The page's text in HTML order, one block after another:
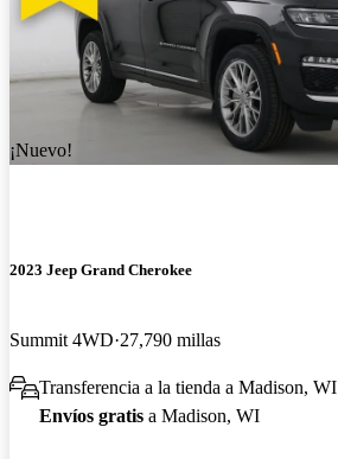
¡Nuevo!
2023 Jeep Grand Cherokee
Summit 4WD 27,790 millas
Transferencia a la tienda a Madison, WI
Envíos gratis a Madison, WI